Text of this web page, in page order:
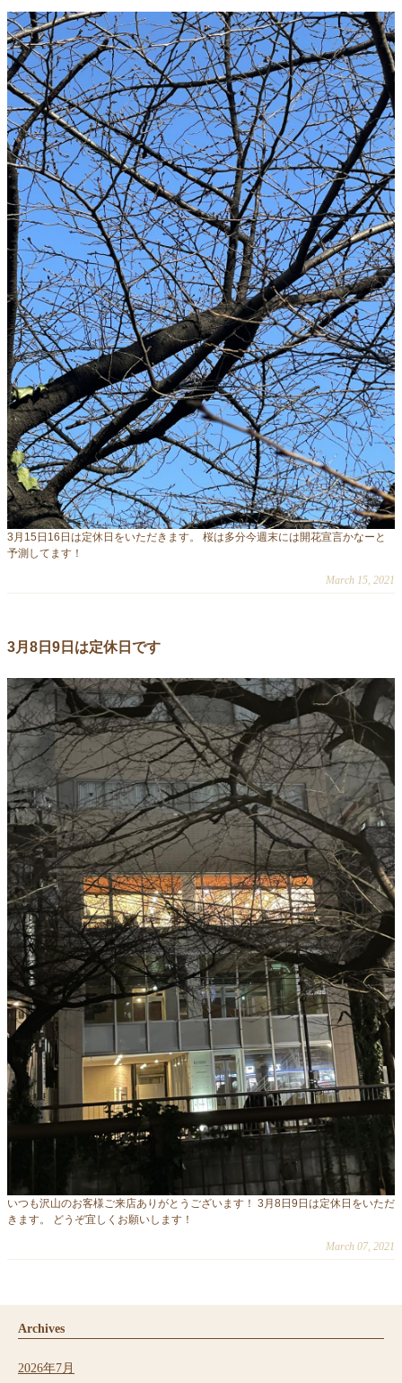
3月15日16日は定休日をいただきます。 桜は多分今週末には開花宣言かなーと
予測してます！
March 15, 2021
3月8日9日は定休日です
いつも沢山のお客様ご来店ありがとうございます！ 3月8日9日は定休日をいただ
きます。 どうぞ宜しくお願いします！
March 07, 2021
Archives
2026年7月